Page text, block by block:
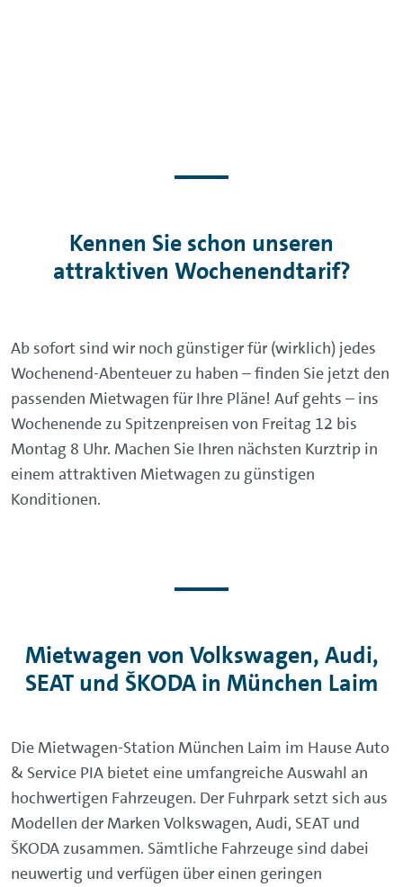
Kennen Sie schon unseren
attraktiven Wochenendtarif?
Ab sofort sind wir noch günstiger für (wirklich) jedes
Wochenend-Abenteuer zu haben – finden Sie jetzt den
passenden Mietwagen für Ihre Pläne! Auf gehts – ins
Wochenende zu Spitzenpreisen von Freitag 12 bis
Montag 8 Uhr. Machen Sie Ihren nächsten Kurztrip in
einem attraktiven Mietwagen zu günstigen
Konditionen.
Mietwagen von Volkswagen, Audi,
SEAT und ŠKODA in München Laim
Die Mietwagen-Station München Laim im Hause Auto
& Service PIA bietet eine umfangreiche Auswahl an
hochwertigen Fahrzeugen. Der Fuhrpark setzt sich aus
Modellen der Marken Volkswagen, Audi, SEAT und
ŠKODA zusammen. Sämtliche Fahrzeuge sind dabei
neuwertig und verfügen über einen geringen